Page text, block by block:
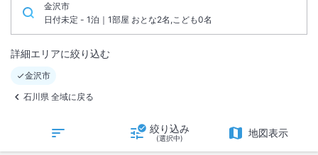
金沢市
日付未定 - 1泊｜1部屋 おとな2名,こども0名
詳細エリアに絞り込む
金沢市
石川県 全域に戻る
絞り込み
(選択中) 地図表示